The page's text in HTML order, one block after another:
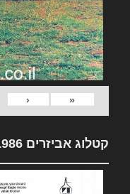
«
‹
קטלוג אביזרים Jeep 1986